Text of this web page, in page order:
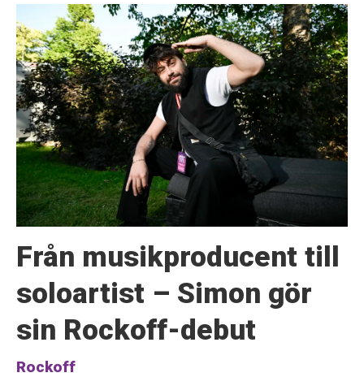
Från musikproducent till
soloartist – Simon gör
sin Rockoff-debut
Rockoff